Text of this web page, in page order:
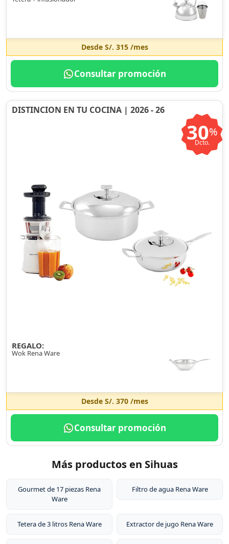
Desde S/. 315/mes
Consultar promoción
DISTINCION EN TU COCINA | 2026 - 26
30%
Dcto.
REGALO:
Wok Rena Ware
Desde S/. 370/mes
Consultar promoción
Más productos en Sihuas
Gourmet de 17 piezas Rena
Ware
Filtro de agua Rena Ware
Tetera de 3 litros Rena Ware Extractor de jugo Rena Ware